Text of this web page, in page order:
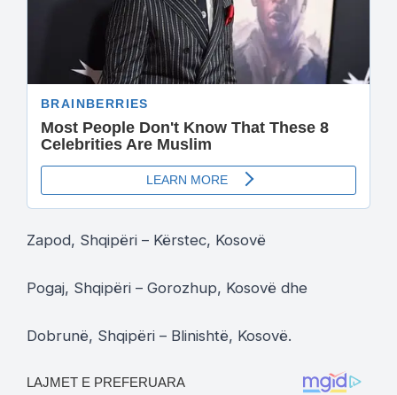
Zapod, Shqipëri – Kërstec, Kosovë
Pogaj, Shqipëri – Gorozhup, Kosovë dhe
Dobrunë, Shqipëri – Blinishtë, Kosovë.